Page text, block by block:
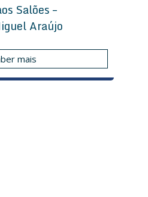
Salões –
Araújo
mais